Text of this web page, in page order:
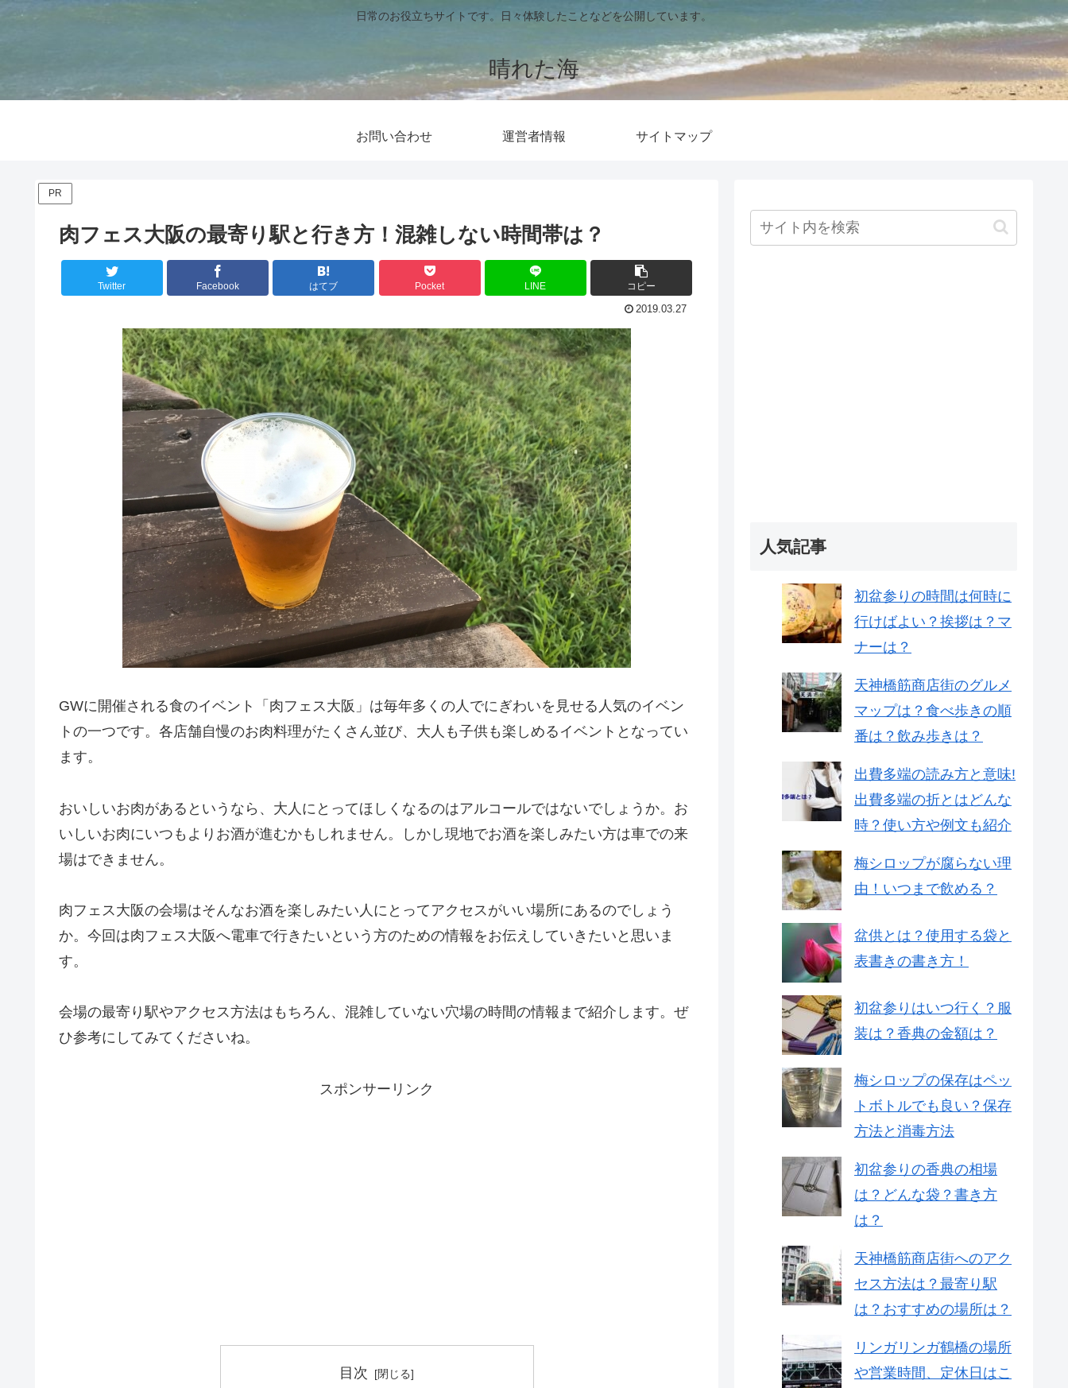
日常のお役立ちサイトです。日々体験したことなどを公開しています。
晴れた海
お問い合わせ 運営者情報 サイトマップ
PR
肉フェス大阪の最寄り駅と行き方！混雑しない時間帯は？
Twitter Facebook はてブ Pocket LINE コピー
2019.03.27
GWに開催される食のイベント「肉フェス大阪」は毎年多くの人でにぎわいを見せる人気のイベン
トの一つです。各店舗自慢のお肉料理がたくさん並び、大人も子供も楽しめるイベントとなってい
ます。
おいしいお肉があるというなら、大人にとってほしくなるのはアルコールではないでしょうか。お
いしいお肉にいつもよりお酒が進むかもしれません。しかし現地でお酒を楽しみたい方は車での来
場はできません。
肉フェス大阪の会場はそんなお酒を楽しみたい人にとってアクセスがいい場所にあるのでしょう
か。今回は肉フェス大阪へ電車で行きたいという方のための情報をお伝えしていきたいと思いま
す。
会場の最寄り駅やアクセス方法はもちろん、混雑していない穴場の時間の情報まで紹介します。ぜ
ひ参考にしてみてくださいね。
スポンサーリンク
目次
人気記事
初盆参りの時間は何時に
行けばよい？挨拶は？マ
ナーは？
天神橋筋商店街のグルメ
マップは？食べ歩きの順
番は？飲み歩きは？
出費多端の読み方と意味!
出費多端の折とはどんな
時？使い方や例文も紹介
梅シロップが腐らない理
由！いつまで飲める？
盆供とは？使用する袋と
表書きの書き方！
初盆参りはいつ行く？服
装は？香典の金額は？
梅シロップの保存はペッ
トボトルでも良い？保存
方法と消毒方法
初盆参りの香典の相場
は？どんな袋？書き方
は？
天神橋筋商店街へのアク
セス方法は？最寄り駅
は？おすすめの場所は？
リンガリンガ鶴橋の場所
や営業時間、定休日はこ